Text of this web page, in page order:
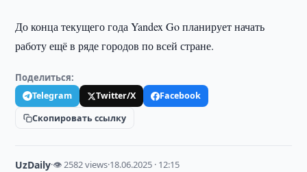
До конца текущего года Yandex Go планирует начать
работу ещё в ряде городов по всей стране.
Поделиться:
Telegram Twitter/X
Facebook
Скопировать ссылку
UzDaily·👁 2582 views·18.06.2025 · 12:15